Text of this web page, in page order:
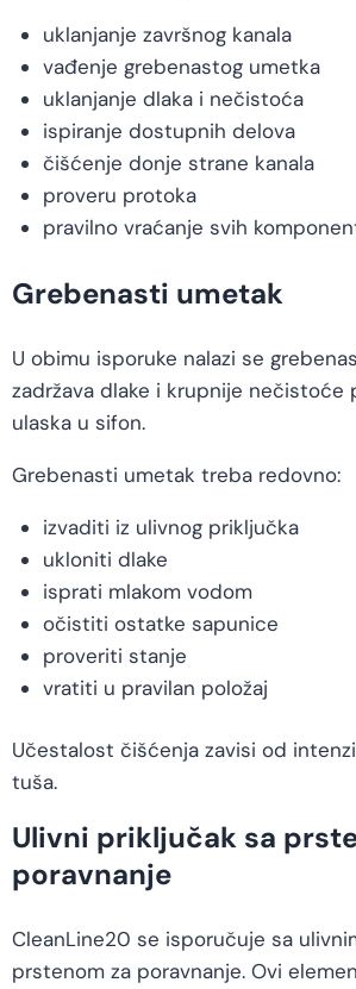
uklanjanje završnog kanala
vađenje grebenastog umetka
uklanjanje dlaka i nečistoća
ispiranje dostupnih delova
čišćenje donje strane kanala
proveru protoka
pravilno vraćanje svih
Grebenasti umetak
U obimu isporuke nalazi se
zadržava dlake i krupnije nečistoće
ulaska u sifon.
Grebenasti umetak treba redovno:
izvaditi iz ulivnog priključka
ukloniti dlake
isprati mlakom vodom
očistiti ostatke sapunice
proveriti stanje
vratiti u pravilan položaj
Učestalost čišćenja zavisi od
tuša.
Ulivni priključak sa
poravnanje
CleanLine20 se isporučuje sa
prstenom za poravnanje. Ovi